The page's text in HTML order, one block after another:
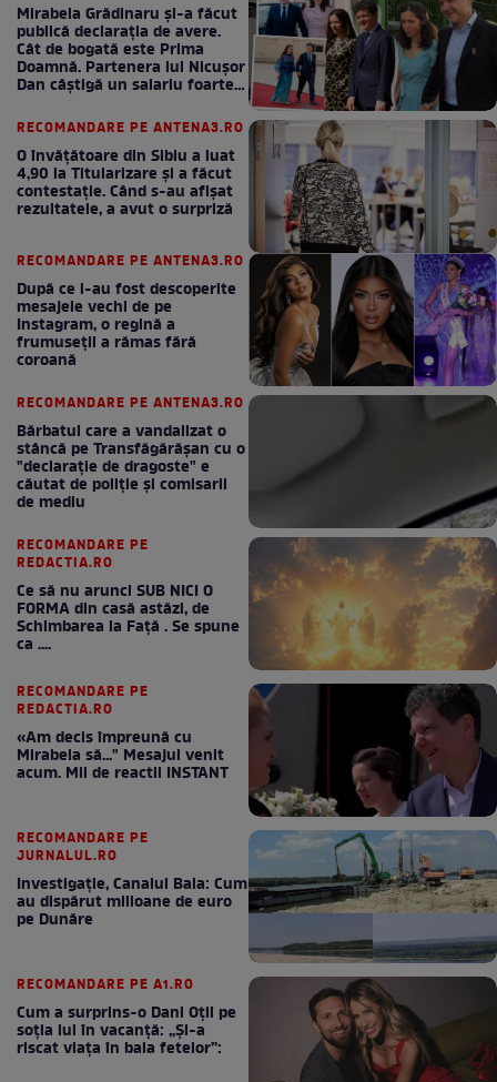
Mirabela Grădinaru și-a făcut
publică declarația de avere.
Cât de bogată este Prima
Doamnă. Partenera lui Nicușor
Dan câștigă un salariu foarte
RECOMANDARE PE ANTENA3.RO
O învățătoare din Sibiu a luat
4,90 la Titularizare și a făcut
contestație. Când s-au afișat
rezultatele, a avut o surpriză
RECOMANDARE PE ANTENA3.RO
După ce i-au fost descoperite
mesajele vechi de pe
Instagram, o regină a
frumuseții a rămas fără
coroană
RECOMANDARE PE ANTENA3.RO
Bărbatul care a vandalizat o
stâncă pe Transfăgărășan cu o
"declaraţie de dragoste" e
căutat de poliție și comisarii
de mediu
RECOMANDARE PE
REDACTIA.RO
Ce să nu arunci SUB NICI O
FORMA din casă astăzi, de
Schimbarea la Față . Se spune
ca ....
RECOMANDARE PE
REDACTIA.RO
«Am decis împreună cu
Mirabela să..." Mesajul venit
acum. Mii de reactii INSTANT
RECOMANDARE PE
JURNALUL.RO
Investigație, Canalul Bala: Cum
au dispărut milioane de euro
pe Dunăre
RECOMANDARE PE A1.RO
Cum a surprins-o Dani Oțil pe
soția lui în vacanță: „Și-a
riscat viața în baia fetelor”: